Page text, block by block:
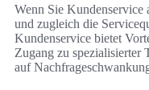
Wenn Sie Kundenservice
und zugleich die
Kundenservice bietet
Zugang zu spezialisierter
auf